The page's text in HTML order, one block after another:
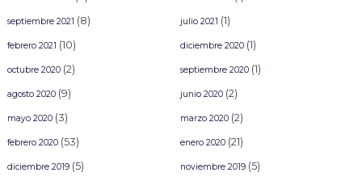
septiembre 2021 (8) julio 2021 (1)
febrero 2021 (10) diciembre 2020(1)
octubre 2020(2) septiembre 2020(1)
agosto 2020(9) junio 2020(2)
mayo 2020(3) marzo 2020(2)
febrero 2020(53) enero 2020(21)
diciembre 2019(5) noviembre 2019(5)